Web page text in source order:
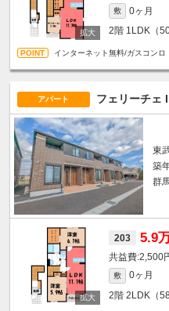
敷 0ヶ月
2階 1LDK（
インターネット無料/ガスコンロ
アパート フェリーチェ I
東
築
群
203 5.9
2,500
敷 0ヶ月
2階 2LDK（